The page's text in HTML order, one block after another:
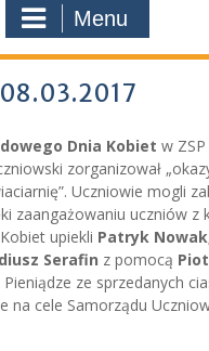
Menu
Dnia Kobiet w
zorganizował
Uczniowie mogli
zaangażowaniu uczniów z
upiekli Patryk
Serafin z pomocą
ze sprzedanych
na cele Samorządu